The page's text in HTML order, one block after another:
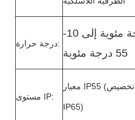
درجة حرارة:
-10 درجة مئوية إلى
55 درجة مئوية
مستوى IP:
معيار IP55 (يجب تخصيص
IP65)